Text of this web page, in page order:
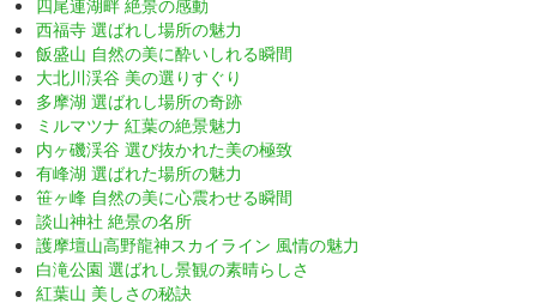
四尾連湖畔 絶景の感動
西福寺 選ばれし場所の魅力
飯盛山 自然の美に酔いしれる瞬間
大北川渓谷 美の選りすぐり
多摩湖 選ばれし場所の奇跡
ミルマツナ 紅葉の絶景魅力
内ヶ磯渓谷 選び抜かれた美の極致
有峰湖 選ばれた場所の魅力
笹ヶ峰 自然の美に心震わせる瞬間
談山神社 絶景の名所
護摩壇山高野龍神スカイライン 風情の魅力
白滝公園 選ばれし景観の素晴らしさ
紅葉山 美しさの秘訣